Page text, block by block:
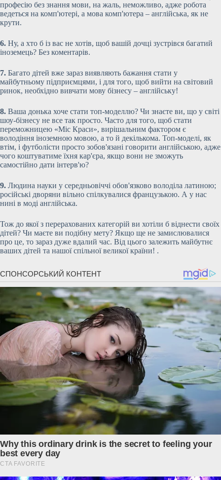
професію без знання мови, на жаль, неможливо, адже робота
ведеться на комп'ютері, а мова комп'ютера – англійська, як не
крути.
6. Ну, а хто б із вас не хотів, щоб вашій дочці зустрівся багатий
іноземець? Без коментарів.
7. Багато дітей вже зараз виявляють бажання стати у
майбутньому підприємцями, і для того, щоб вийти на світовий
ринок, необхідно вивчати мову бізнесу – англійську!
8. Ваша донька хоче стати топ-моделлю? Чи знаєте ви, що у світі
шоу-бізнесу не все так просто. Часто для того, щоб стати
переможницею «Міс Краси», вирішальним фактором є
володіння іноземною мовою, а то й декількома. Топ-моделі, як
втім, і футболісти просто зобов'язані говорити англійською, адже
чого коштуватиме їхня кар'єра, якщо вони не зможуть
самостійно дати інтерв'ю?
9. Людина науки у середньовіччі обов'язково володіла латиною;
російські дворяни вільно спілкувалися французькою. А у нас
нині в моді англійська.
Тож до якої з перерахованих категорій ви хотіли б віднести своїх
дітей? Чи маєте ви подібну мету? Якщо ще не замислювалися
про це, то зараз дуже вдалий час. Від цього залежить майбутнє
ваших дітей та нашої спільної великої країни! .